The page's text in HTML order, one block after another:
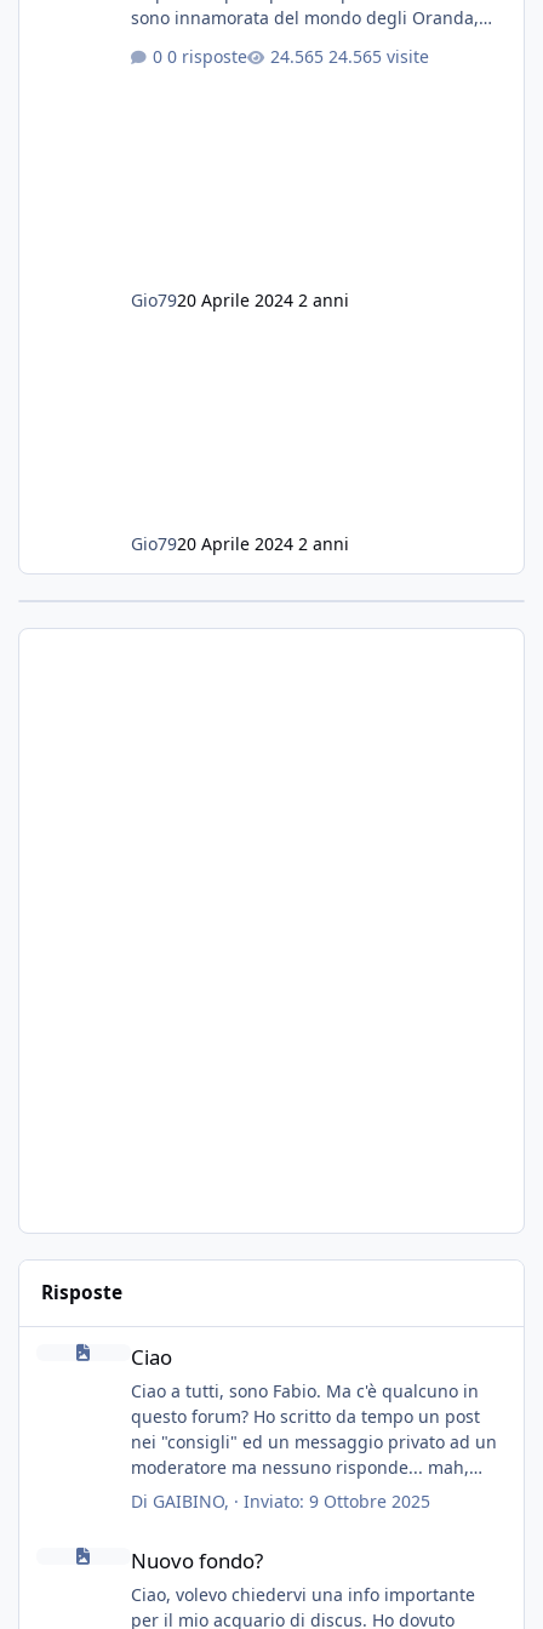
sono innamorata del mondo degli Oranda,
E' stata una bella scuola per quanto riguarda
0 risposte 24.565 visite
Gio7920 Aprile 2024 2 anni
Gio7920 Aprile 2024 2 anni
Risposte
Ciao
Ciao a tutti, sono Fabio. Ma c'è qualcuno in
questo forum? Ho scritto da tempo un post
nei "consigli" ed un messaggio privato ad un
moderatore ma nessuno risponde... mah,
chissà... speravo in un consiglio...
Di GAIBINO, · Inviato: 9 Ottobre 2025
Nuovo fondo?
Ciao, volevo chiedervi una info importante
per il mio acquario di discus. Ho dovuto